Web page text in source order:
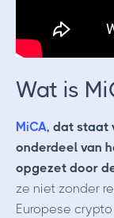
Wat is
MiCA, dat staat
onderdeel van
opgezet door
ze niet zonder
Europese